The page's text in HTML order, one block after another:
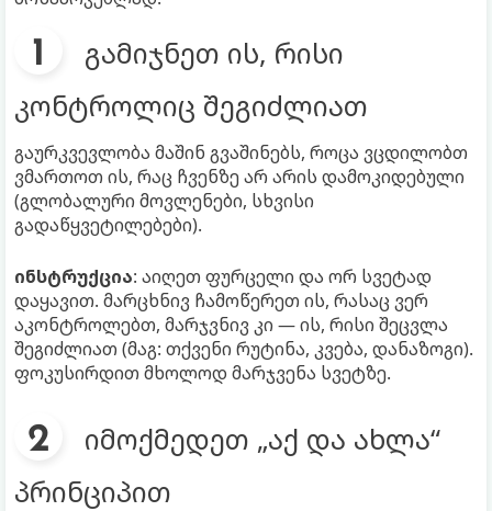
გამიჯნეთ ის, რისი
კონტროლიც შეგიძლიათ
გაურკვევლობა მაშინ გვაშინებს, როცა ვცდილობთ
ვმართოთ ის, რაც ჩვენზე არ არის დამოკიდებული
(გლობალური მოვლენები, სხვისი
გადაწყვეტილებები).
ინსტრუქცია: აიღეთ ფურცელი და ორ სვეტად
დაყავით. მარცხნივ ჩამოწერეთ ის, რასაც ვერ
აკონტროლებთ, მარჯვნივ კი — ის, რისი შეცვლა
შეგიძლიათ (მაგ: თქვენი რუტინა, კვება, დანაზოგი).
ფოკუსირდით მხოლოდ მარჯვენა სვეტზე.
იმოქმედეთ „აქ და ახლა“
პრინციპით